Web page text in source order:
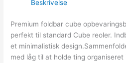
Beskrivelse
Premium foldbar cube
perfekt til standard Cube reoler.
et minimalistisk
med låg til at holde ting organiseret